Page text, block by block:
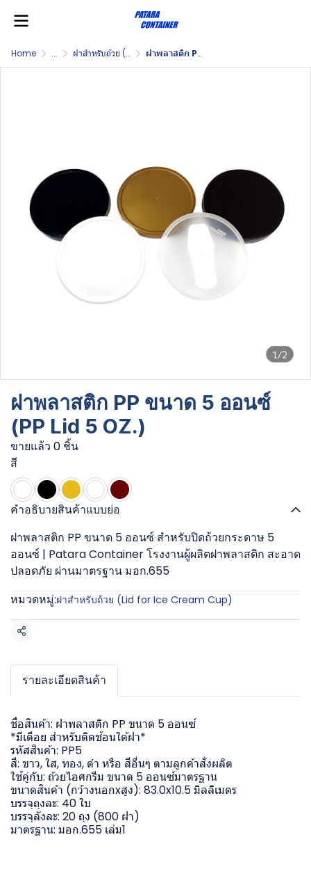
Home ... ฝาสำหรับถ้วย (Lid for Ice Cream Cup) ฝาพลาสติก PP ขนาด 5 ออนซ์ (PP Lid 5 OZ.)
1/2
ฝาพลาสติก PP ขนาด 5 ออนซ์
(PP Lid 5 OZ.)
ขายแล้ว 0 ชิ้น
สี
คำอธิบายสินค้าแบบย่อ
ฝาพลาสติก PP ขนาด 5 ออนซ์ สำหรับปิดถ้วยกระดาษ 5
ออนซ์ | Patara Container โรงงานผู้ผลิตฝาพลาสติก สะอาด
ปลอดภัย ผ่านมาตรฐาน มอก.655
หมวดหมู่:ฝาสำหรับถ้วย (Lid for Ice Cream Cup)
แชร์
รายละเอียดสินค้า
ชื่อสินค้า: ฝาพลาสติก PP ขนาด 5 ออนซ์
*มีเดือย สำหรับติดช้อนใต้ฝา*
รหัสสินค้า: PP5
สี: ขาว, ใส, ทอง, ดำ หรือ สีอื่นๆ ตามลูกค้าสั่งผลิต
ใช้คู่กับ: ถ้วยไอศกรีม ขนาด 5 ออนซ์มาตรฐาน
ขนาดสินค้า (กว้างนอกxสูง): 83.0x10.5 มิลลิเมตร
บรรจุถุงละ: 40 ใบ
บรรจุลังละ: 20 ถุง (800 ฝา)
มาตรฐาน: มอก.655 เล่ม1